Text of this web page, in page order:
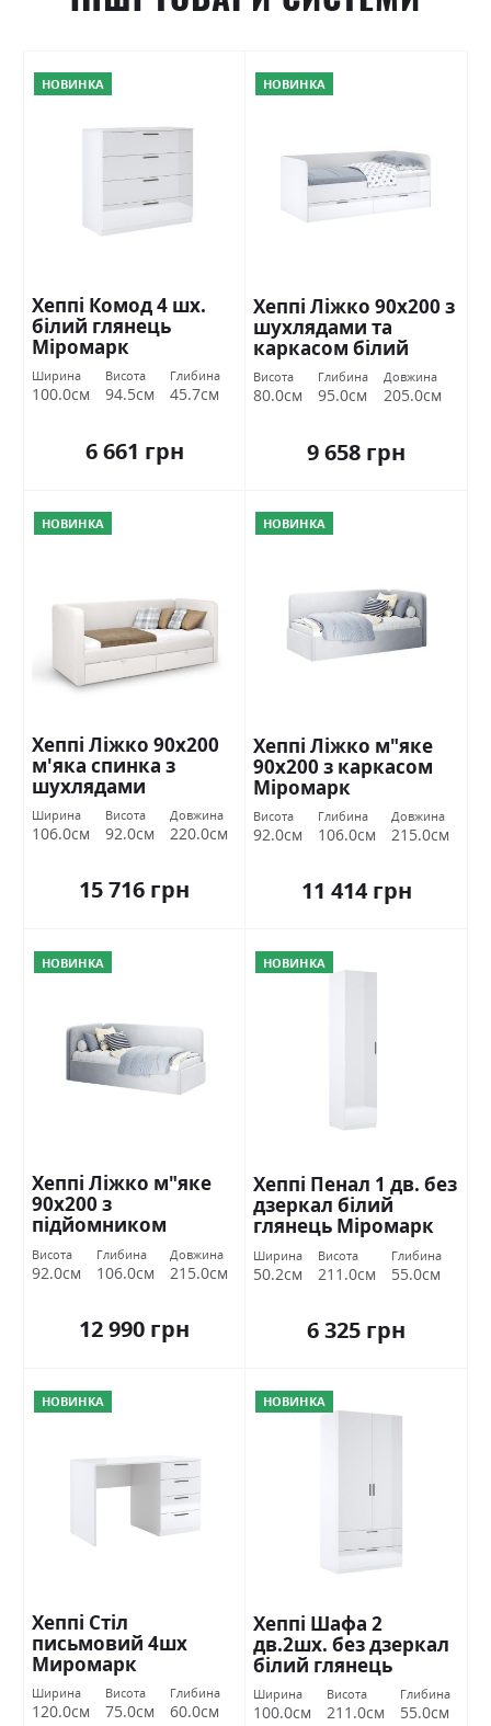
НОВИНКА
Хеппі Комод 4 шх.
білий глянець
Міромарк
Ширина
100.0см
Висота
94.5см
Глибина
45.7см
6 661 грн
НОВИНКА
Хеппі Ліжко 90х200 з
шухлядами та
каркасом білий
глянець Міромарк
Висота
80.0см
Глибина
95.0см
Довжина
205.0см
9 658 грн
НОВИНКА
Хеппі Ліжко 90х200
м'яка спинка з
шухлядами
Міромарк
Ширина
106.0см
Висота
92.0см
Довжина
220.0см
15 716 грн
НОВИНКА
Хеппі Ліжко м"яке
90х200 з каркасом
Міромарк
Висота
92.0см
Глибина
106.0см
Довжина
215.0см
11 414 грн
НОВИНКА
Хеппі Ліжко м"яке
90х200 з
підйомником
Міромарк
Висота
92.0см
Глибина
106.0см
Довжина
215.0см
12 990 грн
НОВИНКА
Хеппі Пенал 1 дв. без
дзеркал білий
глянець Міромарк
Ширина
50.2см
Висота
211.0см
Глибина
55.0см
6 325 грн
НОВИНКА
Хеппі Стіл
письмовий 4шх
Миромарк
Ширина
120.0см
Висота
75.0см
Глибина
60.0см
НОВИНКА
Хеппі Шафа 2
дв.2шх. без дзеркал
білий глянець
Міромарк
Ширина
100.0см
Висота
211.0см
Глибина
55.0см